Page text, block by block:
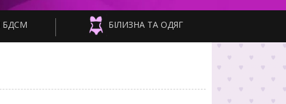
БДСМ БІЛИЗНА ТА ОДЯГ